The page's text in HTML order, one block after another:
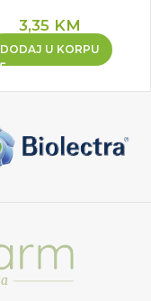
3,35 KM
DODAJ U KORPU